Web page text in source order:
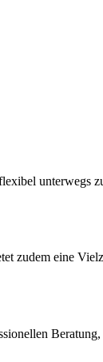
unterwegs
zudem eine
Beratung,